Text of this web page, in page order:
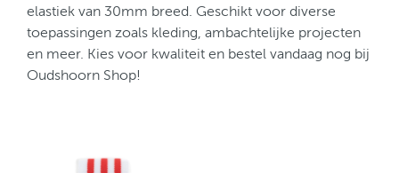
elastiek van 30mm breed. Geschikt voor diverse
toepassingen zoals kleding, ambachtelijke projecten
en meer. Kies voor kwaliteit en bestel vandaag nog bij
Oudshoorn Shop!